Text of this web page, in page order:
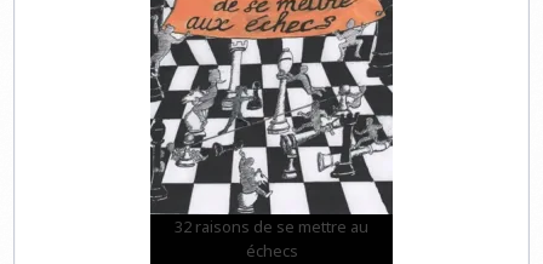
32 raisons de se mettre au
échecs